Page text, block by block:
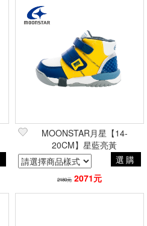
MOONSTAR月星【14-
20CM】星藍亮黃
選購
2180元 2071元